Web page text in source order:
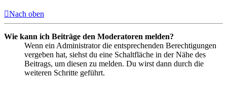
Nach oben
Wie kann ich Beiträge den Moderatoren melden?
Wenn ein Administrator die entsprechenden Berechtigungen
vergeben hat, siehst du eine Schaltfläche in der Nähe des
Beitrags, um diesen zu melden. Du wirst dann durch die
weiteren Schritte geführt.